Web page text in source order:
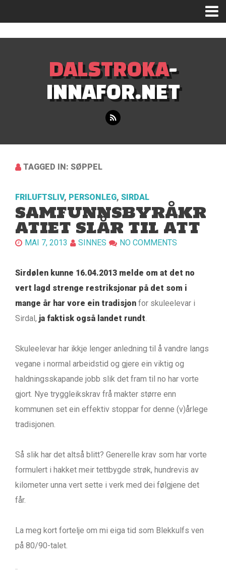
DALSTROKA-
INNAFOR.NET
TAGGED IN: SØPPEL
FRILUFTSLIV, PERSONLEG, SIRDAL
SAMFUNNSBYRÅKR
ATIET SLÅR TIL ATT
MAI 7, 2013 SINNES NO COMMENTS
Sirdølen kunne 16.04.2013 melde om at det no
vert lagd strenge restriksjonar på det som i
mange år har vore ein tradisjon for skuleelevar i
Sirdal, ja faktisk også landet rundt.
Skuleelevar har ikkje lenger anledning til å vandre langs
vegane i normal arbeidstid og gjere ein viktig og
haldningsskapande jobb slik det fram til no har vorte
gjort. Nye tryggleikskrav frå makter større enn
kommunen set ein effektiv stoppar for denne (v)årlege
tradisjonen.
Så slik har det altså blitt? Generelle krav som har vorte
formulert i hakket meir tettbygde strøk, hundrevis av
kilometer unna vert sette i verk med dei følgjene det
får.
La meg kort fortelje om mi eiga tid som Blekkulfs ven
på 80/90-talet.